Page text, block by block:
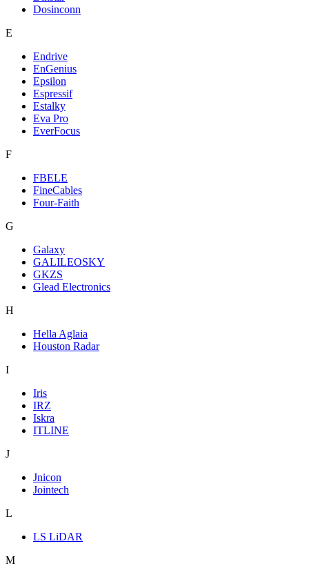
Dosinconn
E
Endrive
EnGenius
Epsilon
Espressif
Estalky
Eva Pro
EverFocus
F
FBELE
FineCables
Four-Faith
G
Galaxy
GALILEOSKY
GKZS
Glead Electronics
H
Hella Aglaia
Houston Radar
I
Iris
IRZ
Iskra
ITLINE
J
Jnicon
Jointech
L
LS LiDAR
M